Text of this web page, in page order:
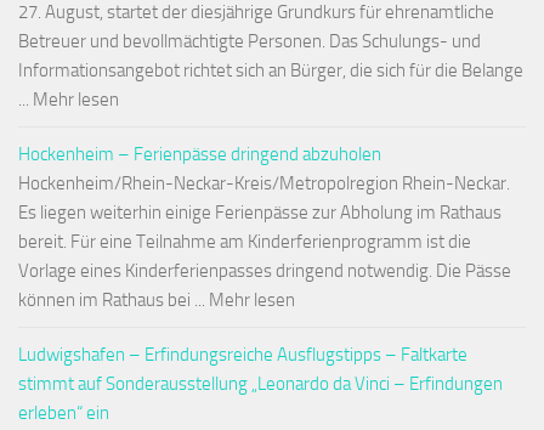
27. August, startet der diesjährige Grundkurs für ehrenamtliche
Betreuer und bevollmächtigte Personen. Das Schulungs- und
Informationsangebot richtet sich an Bürger, die sich für die Belange
... Mehr lesen
Hockenheim – Ferienpässe dringend abzuholen
Hockenheim/Rhein-Neckar-Kreis/Metropolregion Rhein-Neckar.
Es liegen weiterhin einige Ferienpässe zur Abholung im Rathaus
bereit. Für eine Teilnahme am Kinderferienprogramm ist die
Vorlage eines Kinderferienpasses dringend notwendig. Die Pässe
können im Rathaus bei ... Mehr lesen
Ludwigshafen – Erfindungsreiche Ausflugstipps – Faltkarte
stimmt auf Sonderausstellung „Leonardo da Vinci – Erfindungen
erleben“ ein